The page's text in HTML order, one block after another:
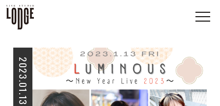
2023.01.13